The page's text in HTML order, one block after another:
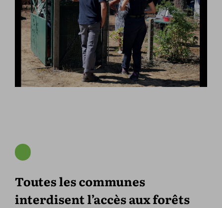
Toutes les communes
interdisent l’accès aux forêts